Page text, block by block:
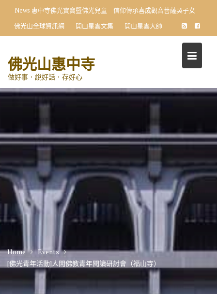
content
News 惠中寺佛光寶寶暨佛光兒童 信仰傳承喜成觀音菩薩契子女
佛光山全球資訊網
開山星雲文集 開山星雲大師
佛光山惠中寺
做好事．說好話．存好心
Home
Events
[佛光青年活動]人間佛教青年閱讀研討會（福山寺）